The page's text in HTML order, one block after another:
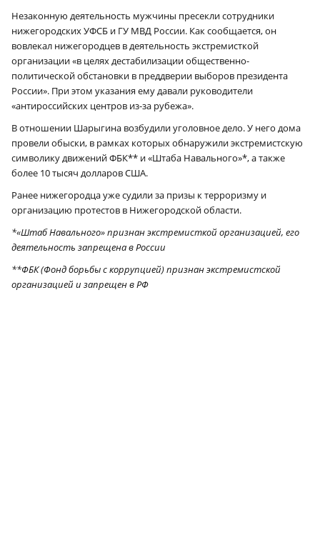
Незаконную деятельность мужчины пресекли сотрудники
нижегородских УФСБ и ГУ МВД России. Как сообщается, он
вовлекал нижегородцев в деятельность экстремисткой
организации «в целях дестабилизации общественно-
политической обстановки в преддверии выборов президента
России». При этом указания ему давали руководители
«антироссийских центров из-за рубежа».
В отношении Шарыгина возбудили уголовное дело. У него дома
провели обыски, в рамках которых обнаружили экстремистскую
символику движений ФБК** и «Штаба Навального»*, а также
более 10 тысяч долларов США.
Ранее нижегородца уже судили за призы к терроризму и
организацию протестов в Нижегородской области.
*«Штаб Навального» признан экстремисткой организацией, его
деятельность запрещена в России
**ФБК (Фонд борьбы с коррупцией) признан экстремистской
организацией и запрещен в РФ